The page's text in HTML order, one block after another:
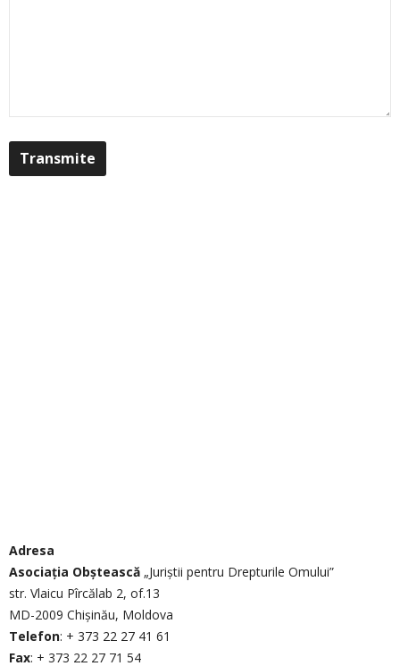
Adresa
Asociaţia Obştească „Juriştii pentru Drepturile Omului”
str. Vlaicu Pîrcălab 2, of.13
MD-2009 Chişinău, Moldova
Telefon: + 373 22 27 41 61
Fax: + 373 22 27 71 54